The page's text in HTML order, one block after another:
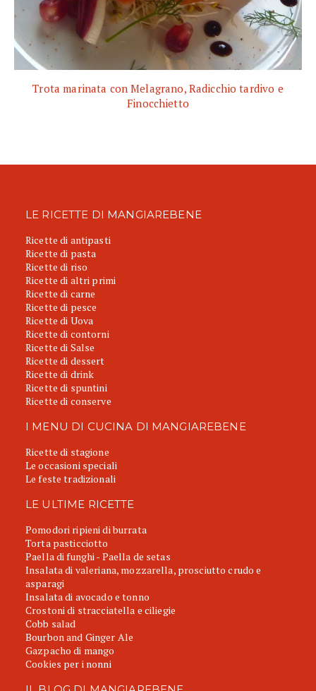
Trota marinata con Melagrano, Radicchio tardivo e
Finocchietto
LE RICETTE DI MANGIAREBENE
Ricette di antipasti
Ricette di pasta
Ricette di riso
Ricette di altri primi
Ricette di carne
Ricette di pesce
Ricette di Uova
Ricette di contorni
Ricette di Salse
Ricette di dessert
Ricette di drink
Ricette di spuntini
Ricette di conserve
I MENU DI CUCINA DI MANGIAREBENE
Ricette di stagione
Le occasioni speciali
Le feste tradizionali
LE ULTIME RICETTE
Pomodori ripieni di burrata
Torta pasticciotto
Paella di funghi - Paella de setas
Insalata di valeriana, mozzarella, prosciutto crudo e
asparagi
Insalata di avocado e tonno
Crostoni di stracciatella e ciliegie
Cobb salad
Bourbon and Ginger Ale
Gazpacho di mango
Cookies per i nonni